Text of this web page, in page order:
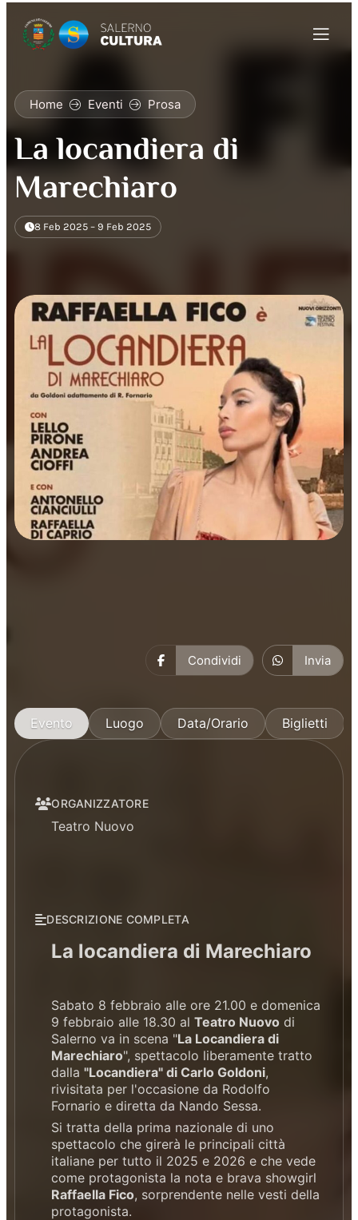
Home Eventi Prosa
La locandiera di
Marechiaro
8 Feb 2025 – 9 Feb 2025
Condividi Invia
Evento Luogo Data/Orario Biglietti
ORGANIZZATORE
Teatro Nuovo
DESCRIZIONE COMPLETA
La locandiera di Marechiaro
Sabato 8 febbraio alle ore 21.00 e domenica
9 febbraio alle 18.30 al Teatro Nuovo di
Salerno va in scena "La Locandiera di
Marechiaro", spettacolo liberamente tratto
dalla "Locandiera" di Carlo Goldoni,
rivisitata per l'occasione da Rodolfo
Fornario e diretta da Nando Sessa.
Si tratta della prima nazionale di uno
spettacolo che girerà le principali città
italiane per tutto il 2025 e 2026 e che vede
come protagonista la nota e brava showgirl
Raffaella Fico, sorprendente nelle vesti della
protagonista.